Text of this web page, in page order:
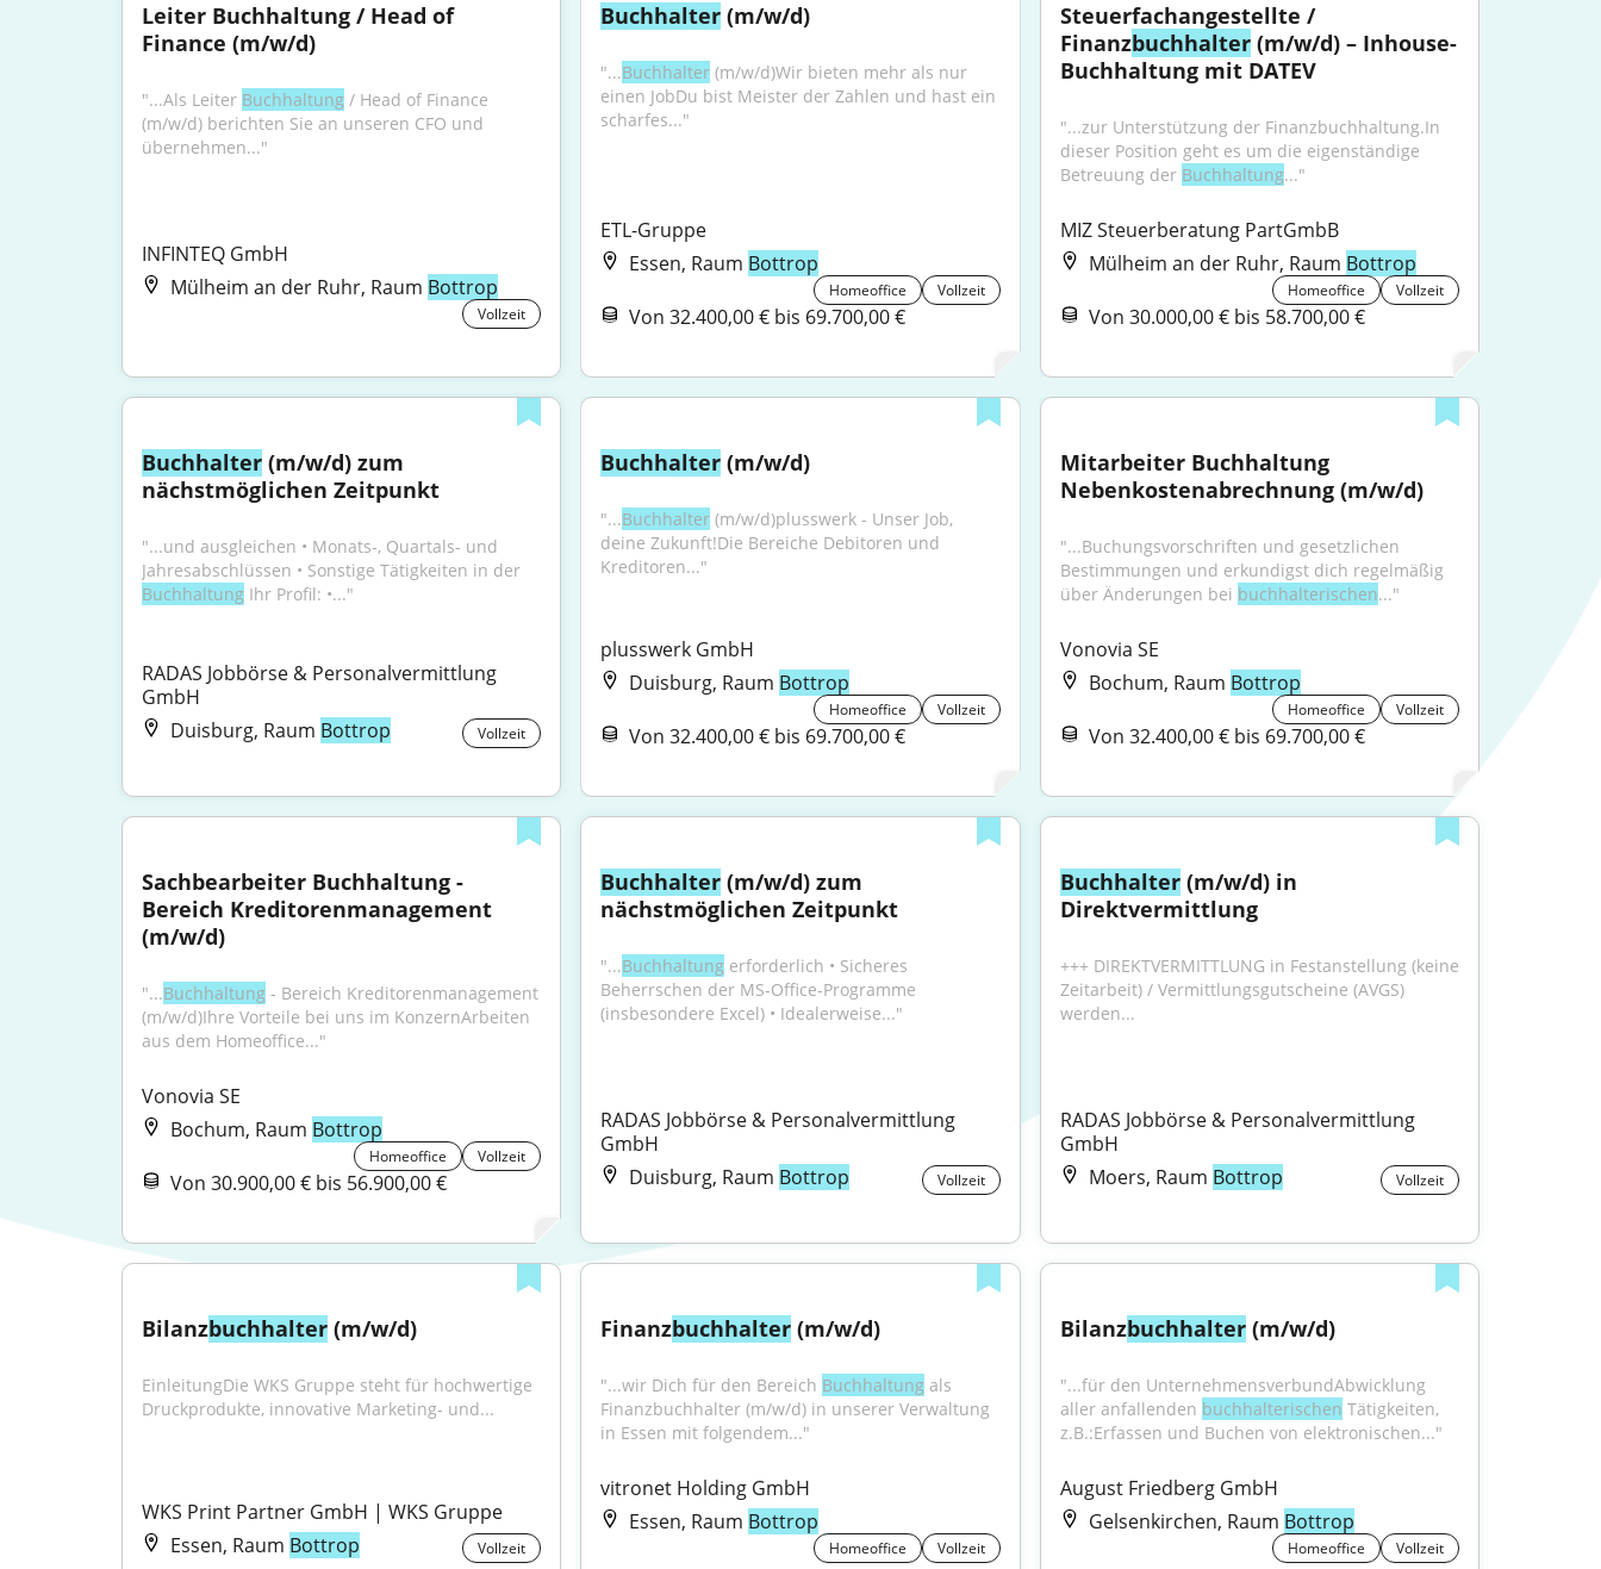
Leiter Buchhaltung / Head of
Finance (m/w/d)
"...Als Leiter Buchhaltung / Head of Finance
(m/w/d) berichten Sie an unseren CFO und
übernehmen..."
INFINTEQ GmbH
Mülheim an der Ruhr, Raum Bottrop
Vollzeit
Buchhalter (m/w/d)
"...Buchhalter (m/w/d)Wir bieten mehr als nur
einen JobDu bist Meister der Zahlen und hast ein
scharfes..."
ETL-Gruppe
Essen, Raum Bottrop
Homeoffice Vollzeit
Von 32.400,00 € bis 69.700,00 €
Steuerfachangestellte /
Finanzbuchhalter (m/w/d) – Inhouse-
Buchhaltung mit DATEV
"...zur Unterstützung der Finanzbuchhaltung.In
dieser Position geht es um die eigenständige
Betreuung der Buchhaltung..."
MIZ Steuerberatung PartGmbB
Mülheim an der Ruhr, Raum Bottrop
Homeoffice Vollzeit
Von 30.000,00 € bis 58.700,00 €
Buchhalter (m/w/d) zum
nächstmöglichen Zeitpunkt
"...und ausgleichen • Monats-, Quartals- und
Buchhaltung Ihr Profil: •..."
RADAS Jobbörse & Personalvermittlung
GmbH
Duisburg, Raum Bottrop Vollzeit
Buchhalter (m/w/d)
"...Buchhalter (m/w/d)plusswerk - Unser Job,
deine Zukunft!Die Bereiche Debitoren und
Kreditoren..."
plusswerk GmbH
Duisburg, Raum Bottrop
Homeoffice Vollzeit
Von 32.400,00 € bis 69.700,00 €
Mitarbeiter Buchhaltung
Nebenkostenabrechnung (m/w/d)
"...Buchungsvorschriften und gesetzlichen
Bestimmungen und erkundigst dich regelmäßig
über Änderungen bei buchhalterischen..."
Vonovia SE
Bochum, Raum Bottrop
Homeoffice Vollzeit
Von 32.400,00 € bis 69.700,00 €
Sachbearbeiter Buchhaltung -
Bereich Kreditorenmanagement
(m/w/d)
"...Buchhaltung - Bereich Kreditorenmanagement
(m/w/d)Ihre Vorteile bei uns im KonzernArbeiten
aus dem Homeoffice..."
Vonovia SE
Bochum, Raum Bottrop
Homeoffice Vollzeit
Von 30.900,00 € bis 56.900,00 €
Buchhalter (m/w/d) zum
nächstmöglichen Zeitpunkt
"...Buchhaltung erforderlich • Sicheres
Beherrschen der MS-Office-Programme
(insbesondere Excel) • Idealerweise..."
RADAS Jobbörse & Personalvermittlung
GmbH
Duisburg, Raum Bottrop Vollzeit
Buchhalter (m/w/d) in
Direktvermittlung
+++ DIREKTVERMITTLUNG in Festanstellung (keine
Zeitarbeit) / Vermittlungsgutscheine (AVGS)
werden...
RADAS Jobbörse & Personalvermittlung
GmbH
Moers, Raum Bottrop Vollzeit
Bilanzbuchhalter (m/w/d)
EinleitungDie WKS Gruppe steht für hochwertige
Druckprodukte, innovative Marketing- und...
WKS Print Partner GmbH | WKS Gruppe
Essen, Raum Bottrop Vollzeit
Finanzbuchhalter (m/w/d)
"...wir Dich für den Bereich Buchhaltung als
Finanzbuchhalter (m/w/d) in unserer Verwaltung
in Essen mit folgendem..."
vitronet Holding GmbH
Essen, Raum Bottrop
Homeoffice Vollzeit
Bilanzbuchhalter (m/w/d)
"...für den UnternehmensverbundAbwicklung
aller anfallenden buchhalterischen Tätigkeiten,
z.B.:Erfassen und Buchen von elektronischen..."
August Friedberg GmbH
Gelsenkirchen, Raum Bottrop
Homeoffice Vollzeit